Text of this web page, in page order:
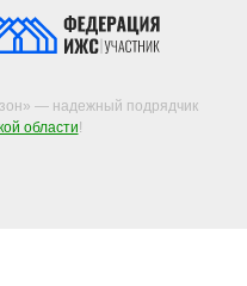
— надежный подрядчик
области!